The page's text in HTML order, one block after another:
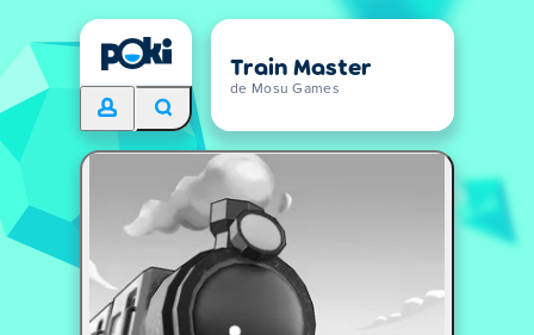
Train Master
de Mosu Games